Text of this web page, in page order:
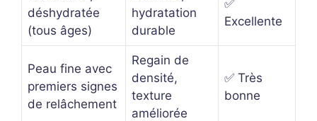
déshydratée
(tous âges)
hydratation
durable
✅
Excellente
Peau fine avec
premiers signes
de relâchement
Regain de
densité,
texture
améliorée
✅ Très
bonne